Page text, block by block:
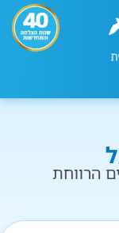
הרווחת